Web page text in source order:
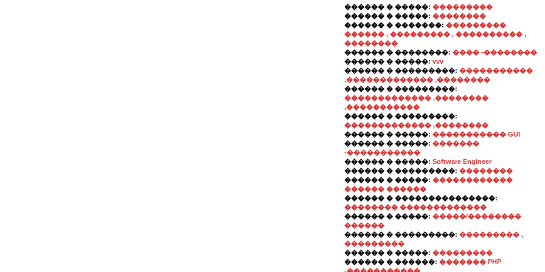
������ � �����: ���������
������ � �����: ��������
������ � �������: ���������
������ , ��������� , ���������� ,
��������
������ � ��������: ���� -��������
������ � �����: vvv
������ � ���������: �����������
,������������� ,��������
������ � ���������:
������������� ,��������
,�����������
������ � ���������:
������������� ,��������
������ � �����: ����������� GUI
������ � �����: �������
-�����������
������ � �����: Software Engineer
������ � ���������: ��������
������ � �����: ������������
������ ������
������ � ���������������:
�������� �������������
������ � �����: �����/��������
������
������ � ���������: ��������� ,
���������
������ � �����: ���������
������ � ������: ������� PHP